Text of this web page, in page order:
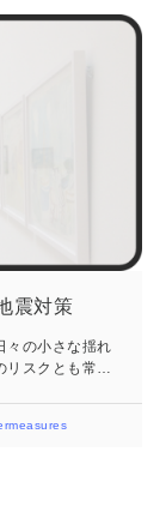
の破損、そして
震対策
の小さな揺れ
スクとも常に
れた作品は、